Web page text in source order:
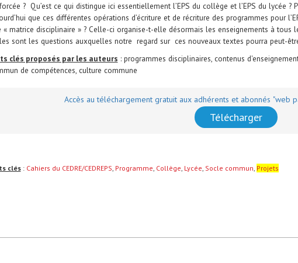
? Qu’est ce qui distingue ici essentiellement l’EPS du collège et l’EPS du lycée ?
que ces différentes opérations d’écriture et de récriture des programmes pour
« matrice disciplinaire » ? Celle-ci organise-t-elle désormais les enseignements à tous
sont les questions auxquelles notre regard sur ces nouveaux textes pourra peut-
clés proposés par les auteurs : programmes disciplinaires, contenus
de compétences, culture commune
Accès au téléchargement gratuit aux adhérents et abonnés "web
Télécharger
clés: Cahiers du CEDRE/CEDREPS, Programme, Collège, Lycée, Socle commun, Projets